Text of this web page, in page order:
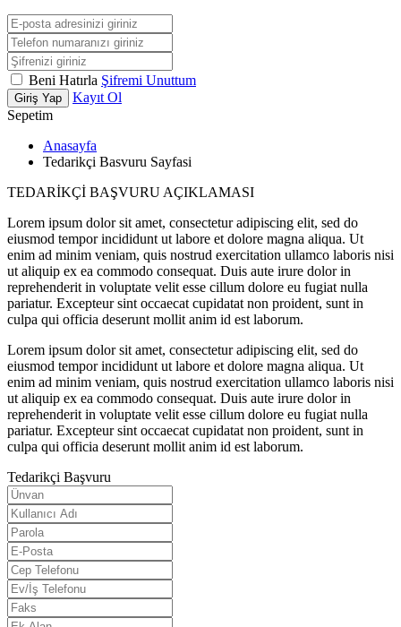
Beni Hatırla Şifremi Unuttum
Giriş Yap
Kayıt Ol
Sepetim
Anasayfa
Tedarikçi Basvuru Sayfasi
TEDARİKÇİ BAŞVURU AÇIKLAMASI
Lorem ipsum dolor sit amet, consectetur adipiscing elit, sed do
eiusmod tempor incididunt ut labore et dolore magna aliqua. Ut
enim ad minim veniam, quis nostrud exercitation ullamco laboris nisi
ut aliquip ex ea commodo consequat. Duis aute irure dolor in
reprehenderit in voluptate velit esse cillum dolore eu fugiat nulla
pariatur. Excepteur sint occaecat cupidatat non proident, sunt in
culpa qui officia deserunt mollit anim id est laborum.
Lorem ipsum dolor sit amet, consectetur adipiscing elit, sed do
eiusmod tempor incididunt ut labore et dolore magna aliqua. Ut
enim ad minim veniam, quis nostrud exercitation ullamco laboris nisi
ut aliquip ex ea commodo consequat. Duis aute irure dolor in
reprehenderit in voluptate velit esse cillum dolore eu fugiat nulla
pariatur. Excepteur sint occaecat cupidatat non proident, sunt in
culpa qui officia deserunt mollit anim id est laborum.
Tedarikçi Başvuru